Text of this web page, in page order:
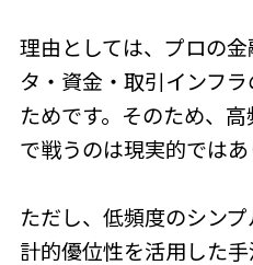
理由としては、プロの
タ・資金・取引インフ
ためです。そのため、
で戦うのは現実的ではあ
ただし、低頻度のシン
計的優位性を活用した